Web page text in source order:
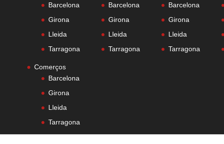
Barcelona
Girona
Lleida
Tarragona
Barcelona
Girona
Lleida
Tarragona
Barcelona
Girona
Lleida
Tarragona
Comerços
Barcelona
Girona
Lleida
Tarragona